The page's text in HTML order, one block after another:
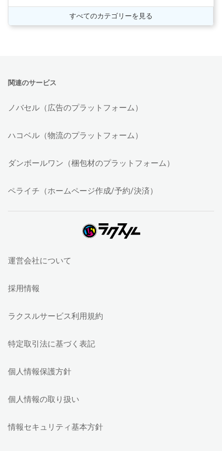
すべてのカテゴリーを見る
関連のサービス
ノバセル（広告のプラットフォーム）
ハコベル（物流のプラットフォーム）
ダンボールワン（梱包材のプラットフォーム）
ペライチ（ホームページ作成/予約/決済）
運営会社について
採用情報
ラクスルサービス利用規約
特定取引法に基づく表記
個人情報保護方針
個人情報の取り扱い
情報セキュリティ基本方針